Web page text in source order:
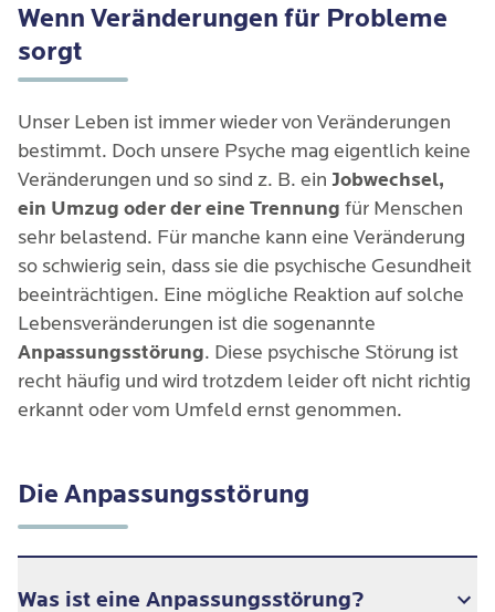
Wenn Veränderungen für Probleme
sorgt
Unser Leben ist immer wieder von Veränderungen
bestimmt. Doch unsere Psyche mag eigentlich keine
Veränderungen und so sind z. B. ein Jobwechsel,
ein Umzug oder der eine Trennung für Menschen
sehr belastend. Für manche kann eine Veränderung
so schwierig sein, dass sie die psychische Gesundheit
beeinträchtigen. Eine mögliche Reaktion auf solche
Lebensveränderungen ist die sogenannte
Anpassungsstörung. Diese psychische Störung ist
recht häufig und wird trotzdem leider oft nicht richtig
erkannt oder vom Umfeld ernst genommen.
Die Anpassungsstörung
Was ist eine Anpassungsstörung?